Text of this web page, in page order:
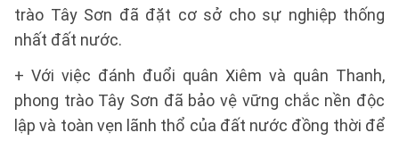
trào Tây Sơn đã đặt cơ sở cho sự nghiệp thống
nhất đất nước.
+ Với việc đánh đuổi quân Xiêm và quân Thanh,
phong trào Tây Sơn đã bảo vệ vững chắc nền độc
lập và toàn vẹn lãnh thổ của đất nước đồng thời để